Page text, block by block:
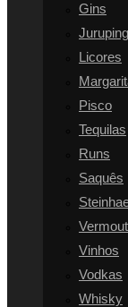
Gins
Licores
Pisco
Tequilas
Runs
Saquês
Vinhos
Vodkas
Whisky